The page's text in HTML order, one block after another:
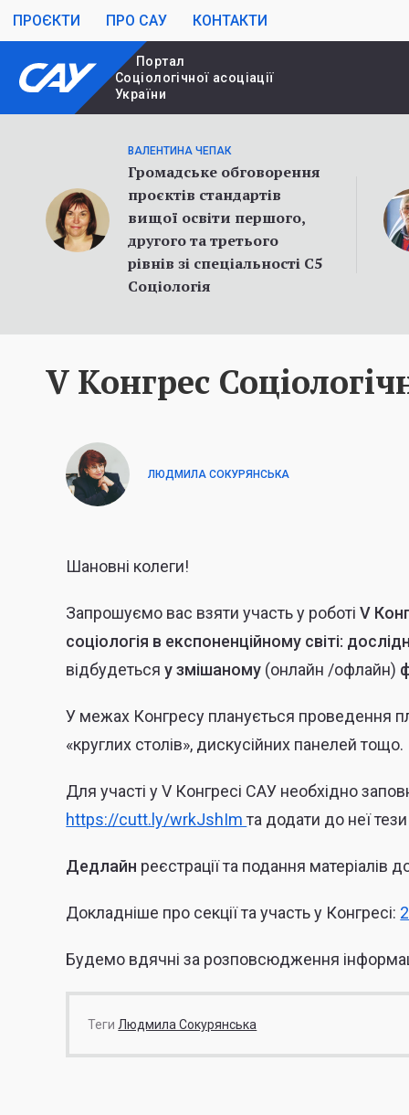
ПРОЄКТИ ПРО САУ КОНТАКТИ
Портал
Cоціологічної асоціації
України
ВАЛЕНТИНА ЧЕПАК
Громадське обговорення
проєктів стандартів
вищої освіти першого,
другого та третього
рівнів зі спеціальності С5
Соціологія
V Конгрес
ЛЮДМИЛА СОКУРЯНСЬКА
Шановні колеги!
Запрошуємо вас взяти участь у роботіV
соціологія в експоненційному світі:
відбудетьсяу змішаному (онлайн /офлайн)
У межах Конгресу планується проведення
«круглих столів», дискусійних панелей тощо.
Для участі у V Конгресі САУ необхідно
https://cutt.ly/wrkJshImта додати до неї
Дедлайн реєстрації та подання
Докладніше про секції та участь у Конгресі:
Будемо вдячні за розповсюдження
Теги Людмила Сокурянська